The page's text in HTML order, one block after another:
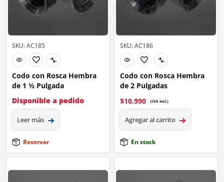
SKU: AC185
Codo con Rosca Hembra
de 1 ½ Pulgada
Disponible a pedido
Leer más
Reservar
SKU: AC186
Codo con Rosca Hembra
de 2 Pulgadas
$10.990 (IVA incl.)
Agregar al carrito
En stock